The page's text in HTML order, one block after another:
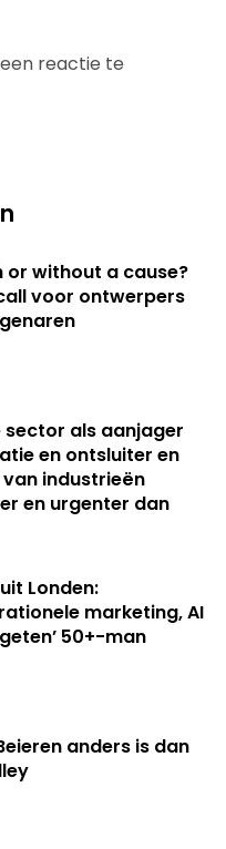
reactie te
or without a cause?
voor ontwerpers
sector als aanjager
en ontsluiter en
industrieën
en urgenter dan
Londen:
marketing, AI
50+-man
anders is dan